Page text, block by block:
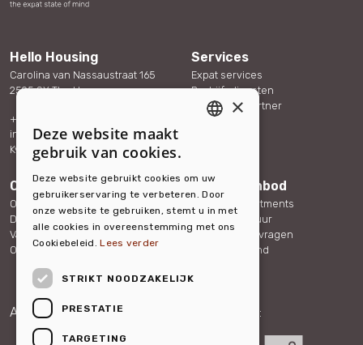
Hello Housing
Carolina van Nassaustraat 165
2595 SX The Hague
+31 (0)88 432 40 70
info@hellohousing.nl
KvK 73117765
Services
Expat services
Bedrijfsdiensten
Word onze partner
Referenties
Over ons
Ons team
Duurzaamheid
Vacatures
Ons nieuws
Woningaanbod
Serviced Apartments
Overige verhuur
Veelgestelde vragen
Over Nederland
Aangesloten bij: Partner van:
×
Deze website maakt
gebruik van cookies.
Deze website gebruikt cookies om uw
gebruikerservaring te verbeteren. Door
onze website te gebruiken, stemt u in met
alle cookies in overeenstemming met ons
Cookiebeleid. Lees verder
STRIKT NOODZAKELIJK
PRESTATIE
TARGETING